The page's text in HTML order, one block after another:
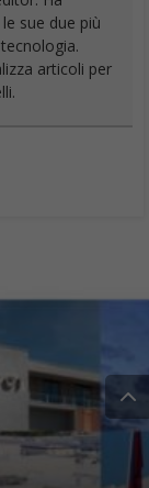
sue due più
articoli per